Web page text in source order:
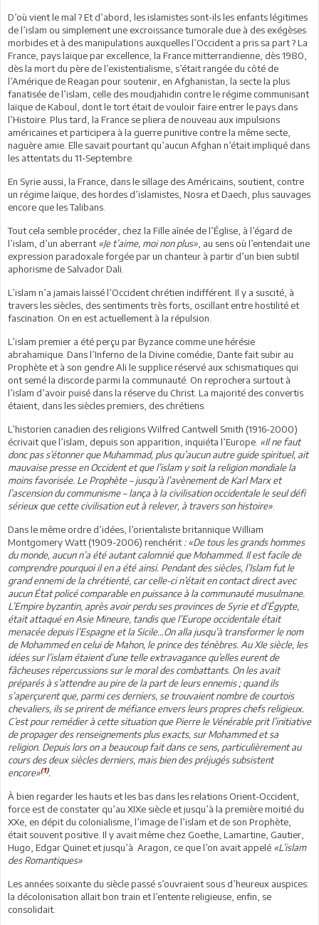
D’où vient le mal ? Et d’abord, les islamistes sont-ils les enfants légitimes
de l’islam ou simplement une excroissance tumorale due à des exégèses
morbides et à des manipulations auxquelles l’Occident a pris sa part ? La
France, pays laïque par excellence, la France mitterrandienne, dès 1980,
dès la mort du père de l’existentialisme, s’était rangée du côté de
l’Amérique de Reagan pour soutenir, en Afghanistan, la secte la plus
fanatisée de l’islam, celle des moudjahidin contre le régime communisant
laïque de Kaboul, dont le tort était de vouloir faire entrer le pays dans
l’Histoire. Plus tard, la France se pliera de nouveau aux impulsions
américaines et participera à la guerre punitive contre la même secte,
naguère amie. Elle savait pourtant qu’aucun Afghan n’était impliqué dans
les attentats du 11-Septembre.
En Syrie aussi, la France, dans le sillage des Américains, soutient, contre
un régime laïque, des hordes d’islamistes, Nosra et Daech, plus sauvages
encore que les Talibans.
Tout cela semble procéder, chez la Fille aînée de l’Église, à l’égard de
l’islam, d’un aberrant«Je t’aime, moi non plus» , au sens où l’entendait une
expression paradoxale forgée par un chanteur à partir d’un bien subtil
aphorisme de Salvador Dali.
L’islam n’a jamais laissé l’Occident chrétien indifférent. Il y a suscité, à
travers les siècles, des sentiments très forts, oscillant entre hostilité et
fascination. On en est actuellement à la répulsion.
L’islam premier a été perçu par Byzance comme une hérésie
abrahamique. Dans l’Inferno de la Divine comédie, Dante fait subir au
Prophète et à son gendre Ali le supplice réservé aux schismatiques qui
ont semé la discorde parmi la communauté. On reprochera surtout à
l’islam d’avoir puisé dans la réserve du Christ. La majorité des convertis
étaient, dans les siècles premiers, des chrétiens.
L’historien canadien des religions Wilfred Cantwell Smith (1916-2000)
écrivait que l’islam, depuis son apparition, inquiéta l’Europe. «Il ne faut
donc pas s’étonner que Muhammad, plus qu’aucun autre guide spirituel, ait
mauvaise presse en Occident et que l’islam y soit la religion mondiale la
moins favorisée. Le Prophète – jusqu’à l’avènement de Karl Marx et
l’ascension du communisme – lança à la civilisation occidentale le seul défi
sérieux que cette civilisation eut à relever, à travers son histoire»
Dans le même ordre d’idées, l’orientaliste britannique William
Montgomery Watt (1909-2006) renchérit: «De tous les grands hommes
du monde, aucun n’a été autant calomnié que Mohammed. Il est facile de
comprendre pourquoi il en a été ainsi. Pendant des siècles, l’Islam fut le
grand ennemi de la chrétienté, car celle-ci n’était en contact direct avec
aucun État policé comparable en puissance à la communauté musulmane.
L’Empire byzantin, après avoir perdu ses provinces de Syrie et d’Égypte,
était attaqué en Asie Mineure, tandis que l’Europe occidentale était
menacée depuis l’Espagne et la Sicile…On alla jusqu’à transformer le nom
de Mohammed en celui de Mahon, le prince des ténèbres. Au XIe siècle, les
idées sur l’islam étaient d’une telle extravagance qu’elles eurent de
fâcheuses répercussions sur le moral des combattants. On les avait
préparés à s’attendre au pire de la part de leurs ennemis ; quand ils
s’aperçurent que, parmi ces derniers, se trouvaient nombre de courtois
chevaliers, ils se prirent de méfiance envers leurs propres chefs religieux.
C’est pour remédier à cette situation que Pierre le Vénérable prit l’initiative
de propager des renseignements plus exacts, sur Mohammed et sa
religion. Depuis lors on a beaucoup fait dans ce sens, particulièrement au
cours des deux siècles derniers, mais bien des préjugés subsistent
encore»(1).
À bien regarder les hauts et les bas dans les relations Orient-Occident,
force est de constater qu’au XIXe siècle et jusqu’à la première moitié du
XXe, en dépit du colonialisme, l’image de l’islam et de son Prophète,
était souvent positive. Il y avait même chez Goethe, Lamartine, Gautier,
Hugo, Edgar Quinet et jusqu’à Aragon, ce que l’on avait appelé «L’islam
des Romantiques»
Les années soixante du siècle passé s’ouvraient sous d’heureux auspices:
la décolonisation allait bon train et l’entente religieuse, enfin, se
consolidait.